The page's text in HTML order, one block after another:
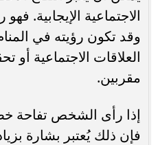
الاجتماعية الإيجابية.
وقد تكون رؤيته في
العلاقات الاجتماعية
مقربين.
إذا رأى الشخص تفاحة
فإن ذلك يُعتبر بشارة